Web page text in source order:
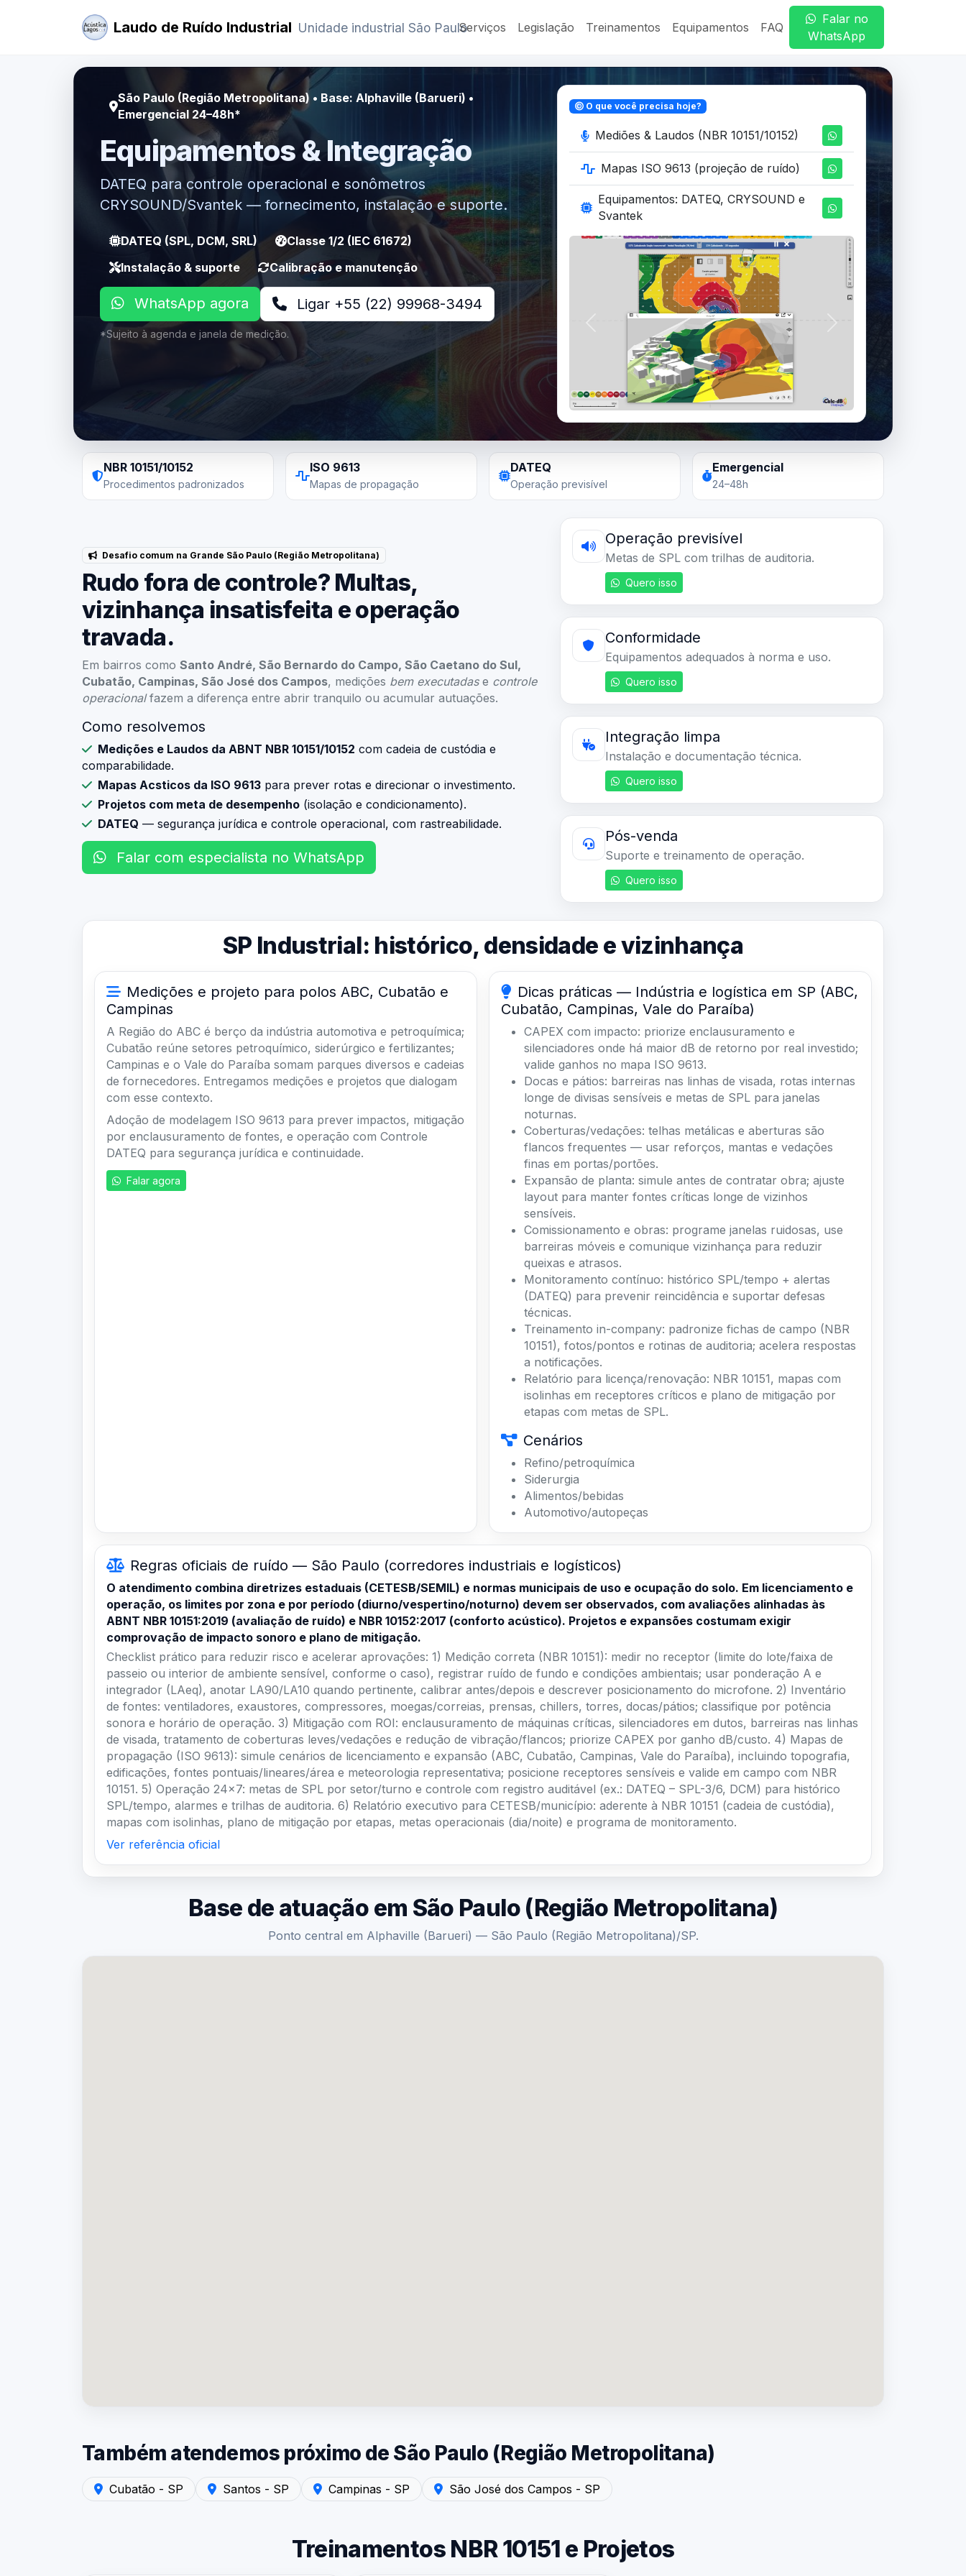
Laudo de Ruído Industrial Unidade industrial São PauloServiços Legislação Treinamentos Equipamentos FAQ
Falar no
WhatsApp
São Paulo (Região Metropolitana) • Base: Alphaville (Barueri) •
Emergencial 24–48h*
Equipamentos & Integração
DATEQ para controle operacional e sonômetros
CRYSOUND/Svantek — fornecimento, instalação e suporte.
DATEQ (SPL, DCM, SRL)
Classe 1/2 (IEC 61672)
Instalação & suporte
Calibração e manutenção
WhatsApp agora Ligar +55 (22) 99968-3494
*Sujeito à agenda e janela de medição.
O que você precisa hoje?
Mediões & Laudos (NBR 10151/10152)
Mapas ISO 9613 (projeção de ruído)
Equipamentos: DATEQ, CRYSOUND e
Svantek
Anterior Próximo
NBR 10151/10152
Procedimentos padronizados
ISO 9613
Mapas de propagação
DATEQ
Operação previsível
Emergencial
24–48h
Rudo fora de controle? Multas,
vizinhança insatisfeita e operação
travada.
Cubatão, Campinas, São José dos Campos, mediçõesbem executadasecontrole
operacionalfazem a diferença entre abrir tranquilo ou acumular autuações.
Medições e Laudos da ABNT NBR 10151/10152
comparabilidade.
Mapas Acsticos da ISO 9613
Projetos com meta de desempenho(isolação e condicionamento).
DATEQ— segurança jurídica e controle operacional, com rastreabilidade.
Falar com especialista no WhatsApp
Operação previsível
Metas de SPL com trilhas de auditoria.
Conformidade
Equipamentos adequados à norma e uso.
Quero isso
Integração limpa
Instalação e documentação técnica.
Quero isso
Pós-venda
Suporte e treinamento de operação.
SP Industrial: histórico, densidade e vizinhança
Medições e projeto para polos ABC, Cubatão e
Campinas
A Região do ABC é berço da indústria automotiva e petroquímica;
Cubatão reúne setores petroquímico, siderúrgico e fertilizantes;
Campinas e o Vale do Paraíba somam parques diversos e cadeias
de fornecedores. Entregamos medições e projetos que dialogam
com esse contexto.
Adoção de modelagem ISO 9613 para prever impactos, mitigação
por enclausuramento de fontes, e operação com Controle
DATEQ para segurança jurídica e continuidade.
Dicas práticas — Indústria e logística em SP (ABC,
Cubatão, Campinas, Vale do Paraíba)
CAPEX com impacto: priorize enclausuramento e
silenciadores onde há maior dB de retorno por real investido;
valide ganhos no mapa ISO 9613.
Docas e pátios: barreiras nas linhas de visada, rotas internas
longe de divisas sensíveis e metas de SPL para janelas
noturnas.
Coberturas/vedações: telhas metálicas e aberturas são
flancos frequentes — usar reforços, mantas e vedações
finas em portas/portões.
Expansão de planta: simule antes de contratar obra; ajuste
layout para manter fontes críticas longe de vizinhos
sensíveis.
Comissionamento e obras: programe janelas ruidosas, use
barreiras móveis e comunique vizinhança para reduzir
queixas e atrasos.
Monitoramento contínuo: histórico SPL/tempo + alertas
(DATEQ) para prevenir reincidência e suportar defesas
técnicas.
Treinamento in-company: padronize fichas de campo (NBR
10151), fotos/pontos e rotinas de auditoria; acelera respostas
a notificações.
Relatório para licença/renovação: NBR 10151, mapas com
isolinhas em receptores críticos e plano de mitigação por
etapas com metas de SPL.
Refino/petroquímica
Siderurgia
Alimentos/bebidas
Automotivo/autopeças
Regras oficiais de ruído — São Paulo (corredores industriais e logísticos)
O atendimento combina diretrizes estaduais (CETESB/SEMIL) e normas municipais de uso e ocupação do solo. Em licenciamento e
operação, os limites por zona e por período (diurno/vespertino/noturno) devem ser observados, com avaliações alinhadas às
ABNT NBR 10151:2019 (avaliação de ruído) e NBR 10152:2017 (conforto acústico). Projetos e expansões costumam exigir
comprovação de impacto sonoro e plano de mitigação.
Checklist prático para reduzir risco e acelerar aprovações: 1) Medição correta (NBR 10151): medir no receptor (limite do lote/faixa de
passeio ou interior de ambiente sensível, conforme o caso), registrar ruído de fundo e condições ambientais; usar ponderação A e
integrador (LAeq), anotar LA90/LA10 quando pertinente, calibrar antes/depois e descrever posicionamento do microfone. 2) Inventário
de fontes: ventiladores, exaustores, compressores, moegas/correias, prensas, chillers, torres, docas/pátios; classifique por potência
sonora e horário de operação. 3) Mitigação com ROI: enclausuramento de máquinas críticas, silenciadores em dutos, barreiras nas linhas
de visada, tratamento de coberturas leves/vedações e redução de vibração/flancos; priorize CAPEX por ganho dB/custo. 4) Mapas de
propagação (ISO 9613): simule cenários de licenciamento e expansão (ABC, Cubatão, Campinas, Vale do Paraíba), incluindo topografia,
edificações, fontes pontuais/lineares/área e meteorologia representativa; posicione receptores sensíveis e valide em campo com NBR
10151. 5) Operação 24×7: metas de SPL por setor/turno e controle com registro auditável (ex.: DATEQ – SPL-3/6, DCM) para histórico
SPL/tempo, alarmes e trilhas de auditoria. 6) Relatório executivo para CETESB/município: aderente à NBR 10151 (cadeia de custódia),
mapas com isolinhas, plano de mitigação por etapas, metas operacionais (dia/noite) e programa de monitoramento.
Ver referência oficial
Base de atuação em São Paulo (Região Metropolitana)
Ponto central em Alphaville (Barueri) — São Paulo (Região Metropolitana)/SP.
Também atendemos próximo de São Paulo (Região Metropolitana)
Cubatão - SP Santos - SP Campinas - SP São José dos Campos - SP
Treinamentos NBR 10151 e Projetos